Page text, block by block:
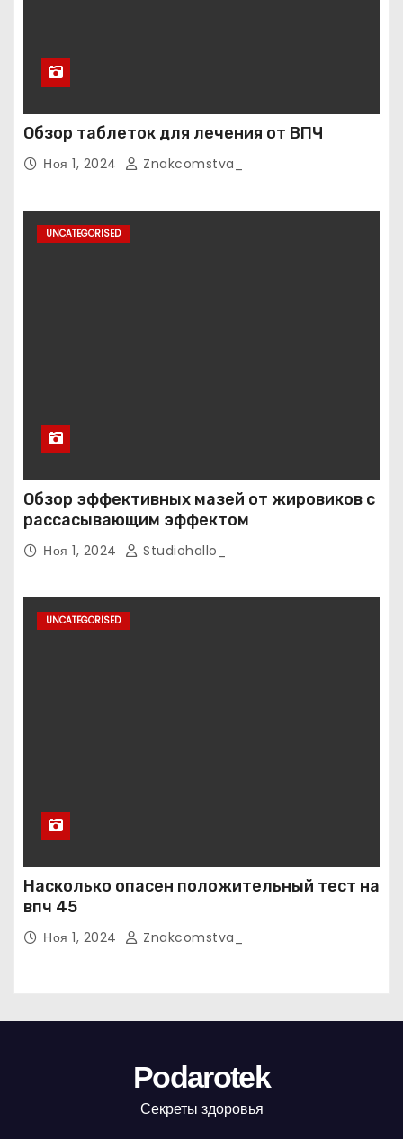
Обзор таблеток для лечения от ВПЧ
Ноя 1, 2024 Znakcomstva_
UNCATEGORISED
Обзор эффективных мазей от жировиков с
рассасывающим эффектом
Ноя 1, 2024 Studiohallo_
UNCATEGORISED
Насколько опасен положительный тест на
впч 45
Ноя 1, 2024 Znakcomstva_
Podarotek
Секреты здоровья